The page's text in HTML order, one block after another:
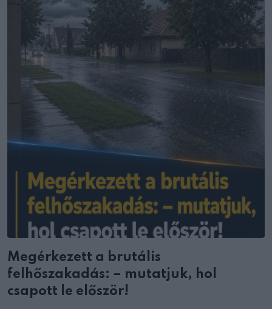
Megérkezett a brutális
felhőszakadás: – mutatjuk, hol
csapott le először!